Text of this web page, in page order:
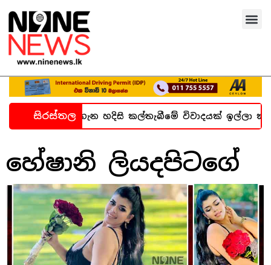
සිරස්තල
සිද්ධිය ගැන හදිසි කල්තැබීමේ විවාදයක් ඉල්ලා
හේෂානි ලියදපිටගේ